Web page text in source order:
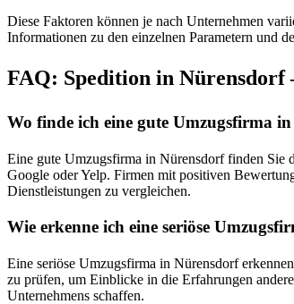
Diese Faktoren können je nach Unternehmen
Informationen zu den einzelnen Parametern und
FAQ: Spedition in Nürensdorf
Wo finde ich eine gute Umzugsfirma
Eine gute Umzugsfirma in Nürensdorf finden Sie
Google oder Yelp. Firmen mit positiven
Dienstleistungen zu vergleichen.
Wie erkenne ich eine seriöse
Eine seriöse Umzugsfirma in Nürensdorf
zu prüfen, um Einblicke in die Erfahrungen
Unternehmens schaffen.